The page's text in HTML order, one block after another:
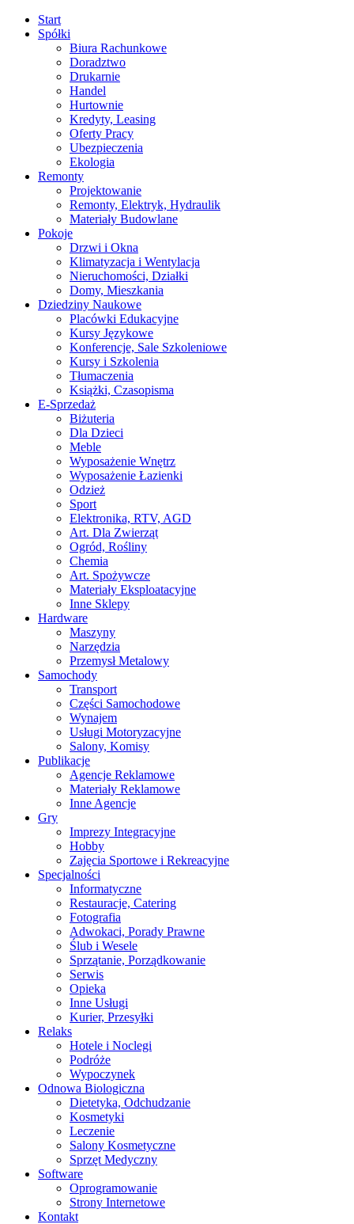
Start
Spółki
Biura Rachunkowe
Doradztwo
Drukarnie
Handel
Hurtownie
Kredyty, Leasing
Oferty Pracy
Ubezpieczenia
Ekologia
Remonty
Projektowanie
Remonty, Elektryk, Hydraulik
Materiały Budowlane
Pokoje
Drzwi i Okna
Klimatyzacja i Wentylacja
Nieruchomości, Działki
Domy, Mieszkania
Dziedziny Naukowe
Placówki Edukacyjne
Kursy Językowe
Konferencje, Sale Szkoleniowe
Kursy i Szkolenia
Tłumaczenia
Książki, Czasopisma
E-Sprzedaż
Biżuteria
Dla Dzieci
Meble
Wyposażenie Wnętrz
Wyposażenie Łazienki
Odzież
Sport
Elektronika, RTV, AGD
Art. Dla Zwierząt
Ogród, Rośliny
Chemia
Art. Spożywcze
Materiały Eksploatacyjne
Inne Sklepy
Hardware
Maszyny
Narzędzia
Przemysł Metalowy
Samochody
Transport
Części Samochodowe
Wynajem
Usługi Motoryzacyjne
Salony, Komisy
Publikacje
Agencje Reklamowe
Materiały Reklamowe
Inne Agencje
Gry
Imprezy Integracyjne
Hobby
Zajęcia Sportowe i Rekreacyjne
Specjalności
Informatyczne
Restauracje, Catering
Fotografia
Adwokaci, Porady Prawne
Ślub i Wesele
Sprzątanie, Porządkowanie
Serwis
Opieka
Inne Usługi
Kurier, Przesyłki
Relaks
Hotele i Noclegi
Podróże
Wypoczynek
Odnowa Biologiczna
Dietetyka, Odchudzanie
Kosmetyki
Leczenie
Salony Kosmetyczne
Sprzęt Medyczny
Software
Oprogramowanie
Strony Internetowe
Kontakt